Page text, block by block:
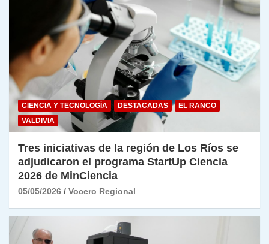
CIENCIA Y TECNOLOGÍA DESTACADAS
EL RANCO
VALDIVIA
Tres iniciativas de la región de Los Ríos se
adjudicaron el programa StartUp Ciencia
2026 de MinCiencia
05/05/2026 Vocero Regional